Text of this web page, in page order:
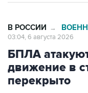
В РОССИИ →
03:04, 6 августа 2026
БПЛА
движение в
перекрыто